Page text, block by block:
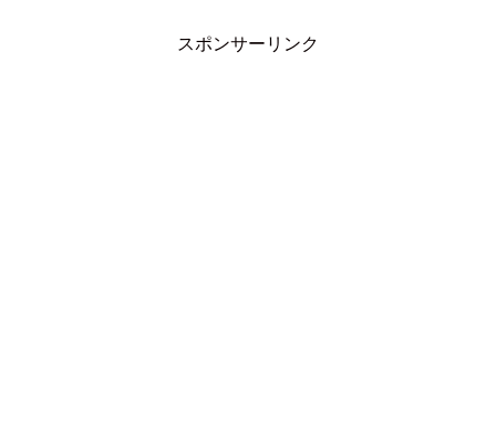
スポンサーリンク